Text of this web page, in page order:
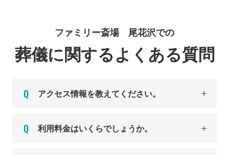
ファミリー斎場 尾花沢での
葬儀に関するよくある質問
アクセス情報を教えてください。
利用料金はいくらでしょうか。